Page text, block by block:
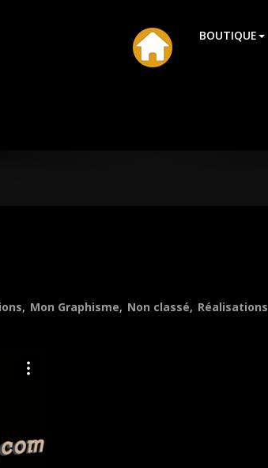
BOUTIQUE
, Mon Graphisme, Non classé, Réalisations